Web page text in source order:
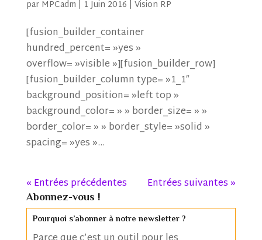
par MPCadm | 1 Juin 2016 | Vision RP
[fusion_builder_container
hundred_percent= »yes »
overflow= »visible »][fusion_builder_row]
[fusion_builder_column type= »1_1″
background_position= »left top »
background_color= » » border_size= » »
border_color= » » border_style= »solid »
spacing= »yes »...
« Entrées précédentes Entrées suivantes »
Abonnez-vous !
Pourquoi s’abonner à notre newsletter ?